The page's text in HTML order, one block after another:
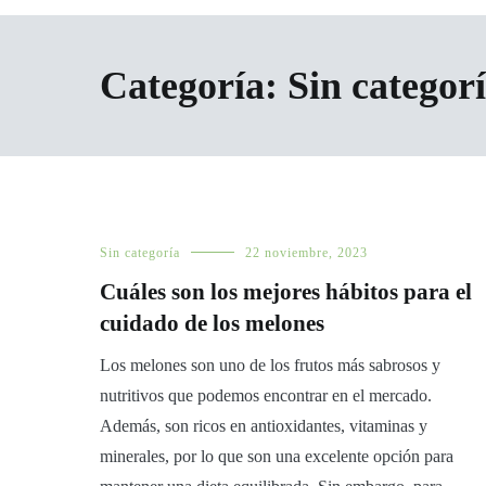
Categoría: Sin
Sin categoría 22 noviembre, 2023
Cuáles son los mejores hábitos para el
cuidado de los melones
Los melones son uno de los frutos más sabrosos y
nutritivos que podemos encontrar en el mercado.
Además, son ricos en antioxidantes, vitaminas y
minerales, por lo que son una excelente opción para